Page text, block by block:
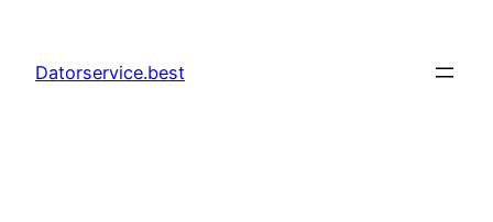
innehåll
Datorservice.best